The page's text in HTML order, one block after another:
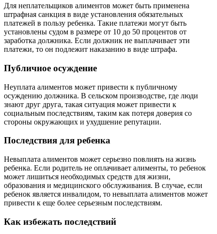
Для неплательщиков алиментов может быть применена
штрафная санкция в виде установления обязательных
платежей в пользу ребенка. Такие платежи могут быть
установлены судом в размере от 10 до 50 процентов от
заработка должника. Если должник не выплачивает эти
платежи, то он подлежит наказанию в виде штрафа.
Публичное осуждение
Неуплата алиментов может привести к публичному
осуждению должника. В сельском производстве, где люди
знают друг друга, такая ситуация может привести к
социальным последствиям, таким как потеря доверия со
стороны окружающих и ухудшение репутации.
Последствия для ребенка
Невыплата алиментов может серьезно повлиять на жизнь
ребенка. Если родитель не оплачивает алименты, то ребенок
может лишиться необходимых средств для жизни,
образования и медицинского обслуживания. В случае, если
ребенок является инвалидом, то невыплата алиментов может
привести к еще более серьезным последствиям.
Как избежать последствий